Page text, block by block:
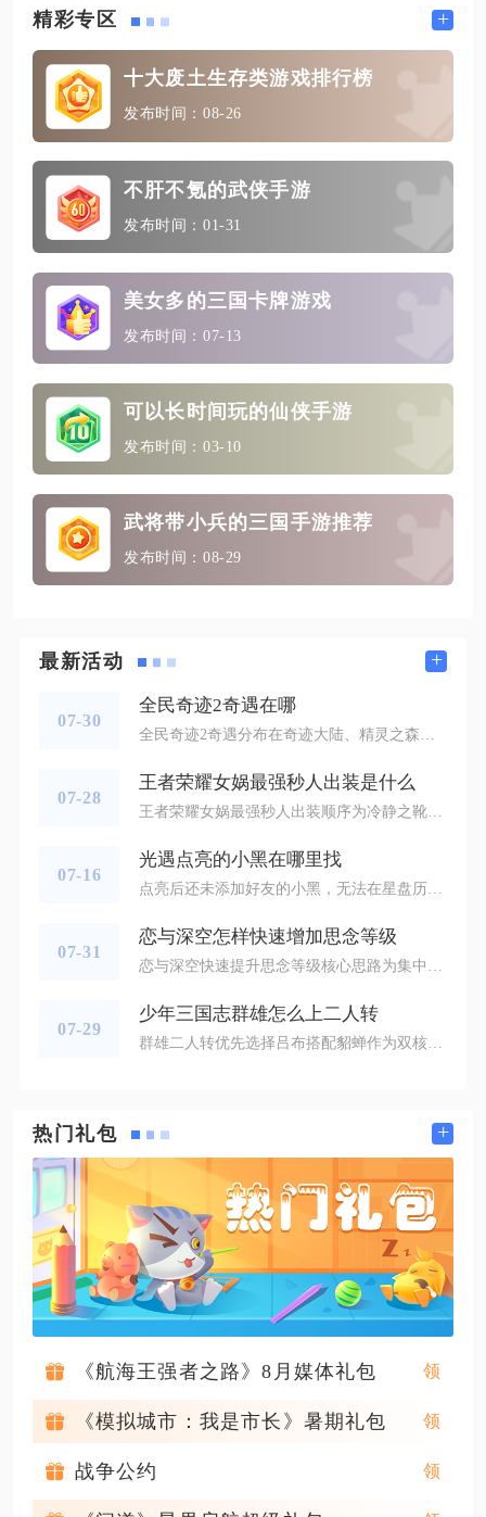
精彩专区 +
十大废土生存类游戏排行榜
发布时间：08-26
不肝不氪的武侠手游
发布时间：01-31
美女多的三国卡牌游戏
发布时间：07-13
可以长时间玩的仙侠手游
发布时间：03-10
武将带小兵的三国手游推荐
发布时间：08-29
最新活动 +
07-30
全民奇迹2奇遇在哪
全民奇迹2奇遇分布在奇迹大陆、精灵之森、冰封峡谷、亚特兰蒂斯、埋骨沙漠、卡特鲁废墟、天使之城七大核心地图，分为NPC对话触发、场景道具交互、特定动作触发三类，全部奇遇都有转生等级门槛，未达到对应转职等级无法激活对应点位。常规奇遇集中在地图边角、墓园、海岸、废墟高台、桥洞、雕像群这类自动寻路不会抵达的隐蔽区域，部分奇遇存在线路刷新机制，单次抵达未发现交互目标时切换线路即可刷新可触发物件，是快速找齐全部奇遇的核心思路。奇迹大陆的奇遇点位集中在右上角墓园，1转100级可解锁缜密头脑
07-28
王者荣耀女娲最强秒人出装是什么
王者荣耀女娲最强秒人出装顺序为冷静之靴、回响之杖、博学者之怒、虚无法杖、辉月、贤者之书，搭配铭文十梦魇、十心眼、十狩猎，这套核爆流组合能在短时间内打满法术爆发，满血无魔抗脆皮可被一套技能直接清空血量，也是高分段国服玩家通用的秒人配置。整套出装兼顾冷却缩减、法术穿透与高额法强，没有多余功能性装备堆砌，每一件都服务于瞬间爆发输出，冷静之靴缩短大招冷却，让远程收割的频率大幅提升，回响之杖的范围爆炸补足小技能分段伤害，博学者之怒直接放大整体法强加成，虚无法杖应对敌方魔女斗篷等魔抗装备
07-16
光遇点亮的小黑在哪里找
点亮后还未添加好友的小黑，无法在星盘历史记录里直接回溯查找，想要再次偶遇这类玩家，只能在高频人流地图蹲守，或是依靠留言道具留下相遇线索，临时点亮的陌生人不会保存在游戏社交记录当中。天空王国里没有相遇访客列表，只要双方没有递交蜡烛建立好友关系，离开当前房间后，这条相遇记录就会彻底清零，没有内置入口可以翻看之前点亮过的所有路人，这也是多数玩家失联后很难找回陌生小黑的核心原因。想要抓住再次碰面的机会，优先选择全服玩家集中扎堆的场景，云野大厅、雨林入口、霞谷竞技场以及暮土大厅是全图人
07-31
恋与深空怎样快速增加思念等级
恋与深空快速提升思念等级核心思路为集中消耗心愿之瓶、拉满日常互动收益、定向刷取材料副本、合理利用商店兑换与限时活动资源，按这套流程操作可大幅缩短单张思念满级周期，避免资源分散拖慢升级进度。想要高效提升思念等级，首要核心道具是心愿之瓶，该道具是思念升级的直接经验来源，分为普通、稀有、珍贵三种品级，品级越高单瓶提供的思念经验数值差距明显，多数玩家容易出现随意消耗高品级瓶子的误区，正确分配方式是所有珍贵心愿之瓶全部留给主力五星思念，普通瓶子用于过渡四星、三星卡牌临时升级，日常渠道产
07-29
少年三国志群雄怎么上二人转
群雄二人转优先选择吕布搭配貂蝉作为双核主力，其余上阵武将仅保留光环辅助，所有养成资源集中供给两名核心武将，逐步清理多余上阵单位完成转型。二人转的核心逻辑是放弃多核均衡培养，利用集中养成带来的属性压制实现越战，吕布承担主要群体爆发伤害，貂蝉依靠合击、沉默控制与生存增益保护吕布，搭配袁绍、左慈、华佗三名光环挂件过渡，后续逐步下掉辅助武将，最终只维持双核心常驻上阵。转型阶段需要做好循序渐进的资源规划，不要一次性直接下掉多名武将造成战力断层。前期正常上阵五人阵容，所有突破石、宝物资源
热门礼包 +
《航海王强者之路》8月媒体礼包
《模拟城市：我是市长》暑期礼包
战争公约